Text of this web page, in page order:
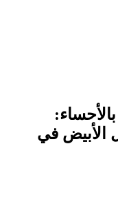
الأبيض في